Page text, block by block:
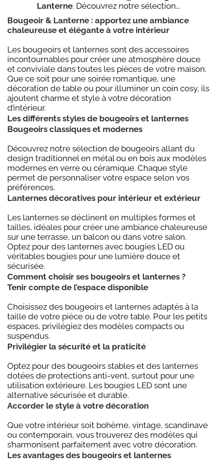
Lanterne. Découvrez notre sélection...
Bougeoir & Lanterne : apportez une ambiance
chaleureuse et élégante à votre intérieur
Les bougeoirs et lanternes sont des accessoires
incontournables pour créer une atmosphère douce
et conviviale dans toutes les pièces de votre maison.
Que ce soit pour une soirée romantique, une
décoration de table ou pour illuminer un coin cosy, ils
ajoutent charme et style à votre décoration
d’intérieur.
Les différents styles de bougeoirs et lanternes
Bougeoirs classiques et modernes
Découvrez notre sélection de bougeoirs allant du
design traditionnel en métal ou en bois aux modèles
modernes en verre ou céramique. Chaque style
permet de personnaliser votre espace selon vos
préférences.
Lanternes décoratives pour intérieur et extérieur
Les lanternes se déclinent en multiples formes et
tailles, idéales pour créer une ambiance chaleureuse
sur une terrasse, un balcon ou dans votre salon.
Optez pour des lanternes avec bougies LED ou
véritables bougies pour une lumière douce et
sécurisée.
Comment choisir ses bougeoirs et lanternes ?
Tenir compte de l’espace disponible
Choisissez des bougeoirs et lanternes adaptés à la
taille de votre pièce ou de votre table. Pour les petits
espaces, privilégiez des modèles compacts ou
suspendus.
Privilégier la sécurité et la praticité
Optez pour des bougeoirs stables et des lanternes
dotées de protections anti-vent, surtout pour une
utilisation extérieure. Les bougies LED sont une
alternative sécurisée et durable.
Accorder le style à votre décoration
Que votre intérieur soit bohème, vintage, scandinave
ou contemporain, vous trouverez des modèles qui
s’harmonisent parfaitement avec votre décoration.
Les avantages des bougeoirs et lanternes